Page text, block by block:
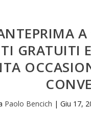
GRATUITI
Paolo Bencich | Giu 17,